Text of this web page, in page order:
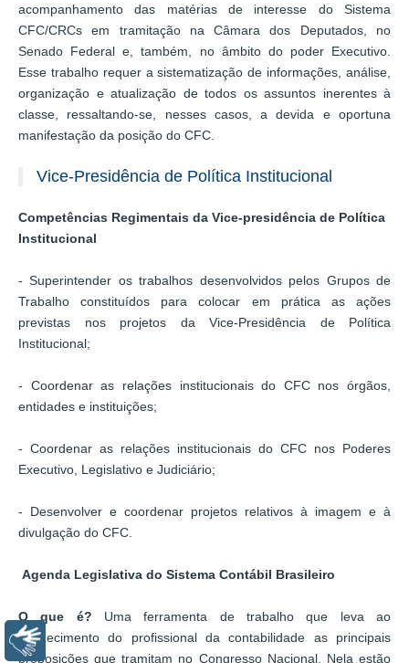
acompanhamento das matérias de interesse do Sistema
CFC/CRCs em tramitação na Câmara dos Deputados, no
Senado Federal e, também, no âmbito do poder Executivo.
Esse trabalho requer a sistematização de informações, análise,
organização e atualização de todos os assuntos inerentes à
classe, ressaltando-se, nesses casos, a devida e oportuna
manifestação da posição do CFC.
Vice-Presidência de Política Institucional
Competências Regimentais da Vice-presidência de Política
Institucional
- Superintender os trabalhos desenvolvidos pelos Grupos de
Trabalho constituídos para colocar em prática as ações
previstas nos projetos da Vice-Presidência de Política
Institucional;
- Coordenar as relações institucionais do CFC nos órgãos,
entidades e instituições;
- Coordenar as relações institucionais do CFC nos Poderes
Executivo, Legislativo e Judiciário;
- Desenvolver e coordenar projetos relativos à imagem e à
divulgação do CFC.
Agenda Legislativa do Sistema Contábil Brasileiro
O que é? Uma ferramenta de trabalho que leva ao
conhecimento do profissional da contabilidade as principais
proposições que tramitam no Congresso Nacional. Nela estão
Libras